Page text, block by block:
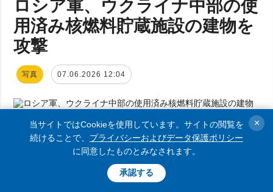
ロシア軍、ウクライナ中部の使
用済み核燃料貯蔵施設の建物を
攻撃
写真 07.06.2026 12:04
７日未明、ウクライナを侵略するロシア軍の
無人航空機が使用済み核燃料集中貯蔵施設の
敷地内にあるコンテナ受け入れ用の建物に着
当サイトではCookieを使用しています。サイトの閲覧を
続けることで、 プライバシーおよびデータ保護ポリシー
に同意したものとみなされます。
承認する
×